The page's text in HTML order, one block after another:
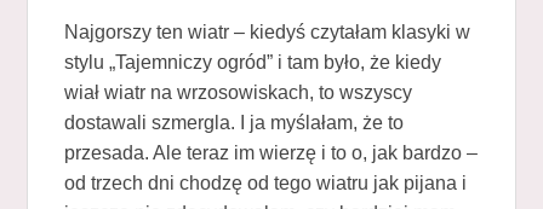
Najgorszy ten wiatr – kiedyś czytałam klasyki w
stylu „Tajemniczy ogród” i tam było, że kiedy
wiał wiatr na wrzosowiskach, to wszyscy
dostawali szmergla. I ja myślałam, że to
przesada. Ale teraz im wierzę i to o, jak bardzo –
od trzech dni chodzę od tego wiatru jak pijana i